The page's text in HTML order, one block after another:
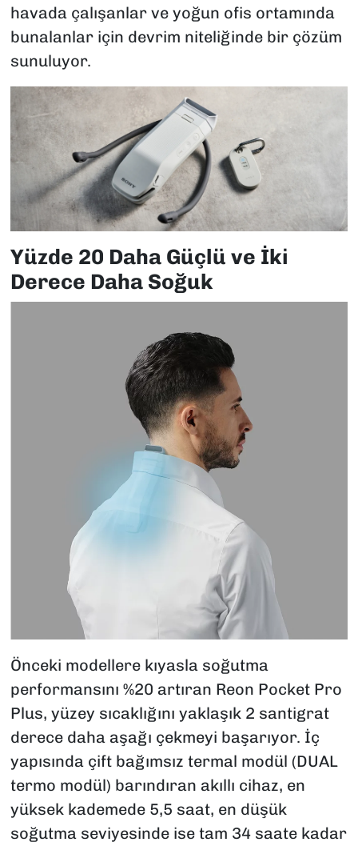
havada çalışanlar ve yoğun ofis ortamında
bunalanlar için devrim niteliğinde bir çözüm
sunuluyor.
Yüzde 20 Daha Güçlü ve İki
Derece Daha Soğuk
Önceki modellere kıyasla soğutma
performansını %20 artıran Reon Pocket Pro
Plus, yüzey sıcaklığını yaklaşık 2 santigrat
derece daha aşağı çekmeyi başarıyor. İç
yapısında çift bağımsız termal modül (DUAL
termo modül) barındıran akıllı cihaz, en
yüksek kademede 5,5 saat, en düşük
soğutma seviyesinde ise tam 34 saate kadar